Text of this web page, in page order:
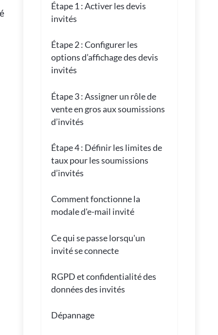
Étape 1 : Activer les devis
invités
Étape 2 : Configurer les
options d’affichage des devis
invités
Étape 3 : Assigner un rôle de
vente en gros aux soumissions
d’invités
Étape 4 : Définir les limites de
taux pour les soumissions
d’invités
Comment fonctionne la
modale d'e-mail invité
Ce qui se passe lorsqu'un
invité se connecte
RGPD et confidentialité des
données des invités
Dépannage